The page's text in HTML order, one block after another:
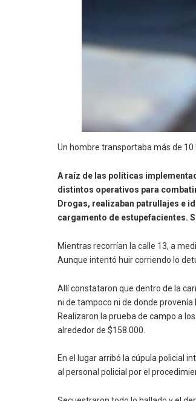
Un hombre transportaba más de
A raíz de las políticas
distintos operativos para
Drogas, realizaban patrullajes e
cargamento de estupefacientes.
Mientras recorrían la calle 13, a
Aunque intentó huir corriendo lo
Allí constataron que dentro de la
ni de tampoco ni de donde provenía
Realizaron la prueba de campo a
alrededor de $158.000.
En el lugar arribó la cúpula policial
al personal policial por el